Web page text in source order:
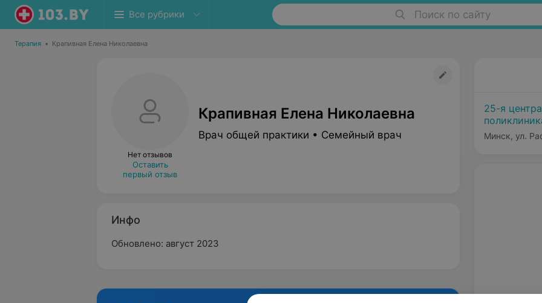
Все рубрики Поиск по сайту
Терапия • Крапивная Елена Николаевна
Нет отзывов
Оставить
первый отзыв
Крапивная Елена Николаевна
Врач общей практики • Семейный врач
Инфо
Обновлено: август 2023
25-я
Минска
Минск, ул.